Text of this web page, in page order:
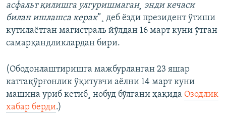
асфальт қилишга улгуришмаган¸ энди кечаси
билан ишлашса керак”¸ деб ëзди президент ўтиши
кутилаëтган магистраль йўлдан 16 март куни ўтган
самарқандликлардан бири.
(Ободонлаштиришга мажбурланган 23 яшар
каттақўрғонлик ўқитувчи аëлни 14 март куни
машина уриб кетиб¸ нобуд бўлгани ҳақида Озодлик
хабар берди.)